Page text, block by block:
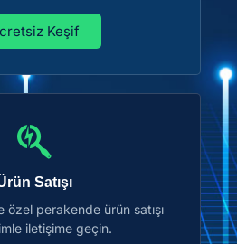
Keşif
Satışı
özel perakende ürün satışı
iletişime geçin.